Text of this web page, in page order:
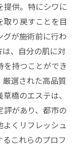
提供。特にシワに
り戻すことを目
が施術前に行わ
、自分の肌に対
持つことができ
厳選された高品質
橋のエステは、
評があり、都市の
くリフレッシュ
これらのプロフ